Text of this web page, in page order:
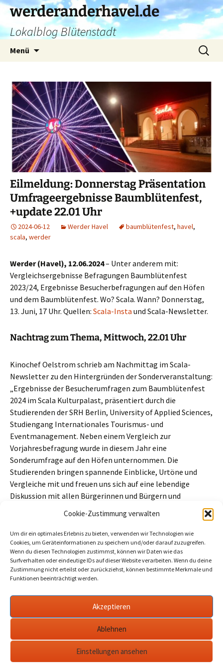
Cookie-Zustimmung verwalten
Um dir ein optimales Erlebnis zu bieten, verwenden wir Technologien wie
Cookies, um Geräteinformationen zu speichern und/oder darauf zuzugreifen.
Wenn du diesen Technologien zustimmst, können wir Daten wie das
Surfverhalten oder eindeutige IDs auf dieser Website verarbeiten. Wenn du deine
Zustimmung nicht erteilst oder zurückziehst, können bestimmte Merkmale und
Funktionen beeinträchtigt werden.
Akzeptieren
Ablehnen
Einstellungen ansehen
Zum
Inhalt
springen
werderanderhavel.de
Lokalblog Blütenstadt
Menü
Suchen
nach:
Eilmeldung: Donnerstag Präsentation
Umfrageergebnisse Baumblütenfest,
+update 22.01 Uhr
2024-06-12 Werder Havel baumblütenfest, havel,
scala, werder
Werder (Havel), 12.06.2024– Unter anderem mit:
Vergleichsergebnisse Befragungen Baumblütenfest
2023/24, Ergebnisse Besucherbefragungen auf den Höfen
und dem Baumblütenfest. Wo? Scala. Wann? Donnerstag,
13. Juni, 17 Uhr. Quellen: Scala-Insta und Scala-Newsletter.
Nachtrag zum Thema, Mittwoch, 22.01 Uhr
Kinochef Oelstrom schrieb am Nachmittag im Scala-
Newsletter zu den Hintergründen der Sonderveranstaltung:
„Ergebnisse der Besucherumfragen zum Baumblütenfest
2024 im Scala Kulturpalast, präsentiert durch die
Studierenden der SRH Berlin, University of Applied Sciences,
Studiengang Internationales Tourismus- und
Eventmanagement. Neben einem Vergleich zur
Vorjahresbefragung wurde in diesem Jahr eine
Sonderumfrage auf den Höfen unternommen. Die
Studierenden bringen spannende Einblicke, Urtöne und
Vergleiche mit und freuen uns sich auf eine lebendige
Diskussion mit allen Bürgerinnen und Bürgern und
Beitragszähler (seit 02/03/2026, ohne Bots, Inkognito-Leser und
Cookie-Ablehner):5
Beitragsnavigation
←Rathaus: Neue Zielplanung für Erhalt des
Schlosspark Petzow
Dicker Engel am Kirchfenster beklaut:
Pressesch(l)au Werder KW24/24